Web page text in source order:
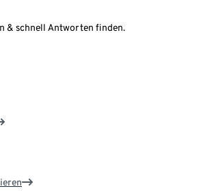
& schnell Antworten finden.